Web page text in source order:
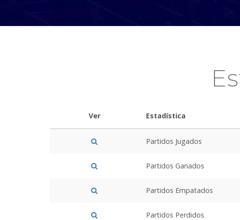
Ver Estadística
Partidos Jugados
Partidos Ganados
Partidos Empatados
Partidos Perdidos